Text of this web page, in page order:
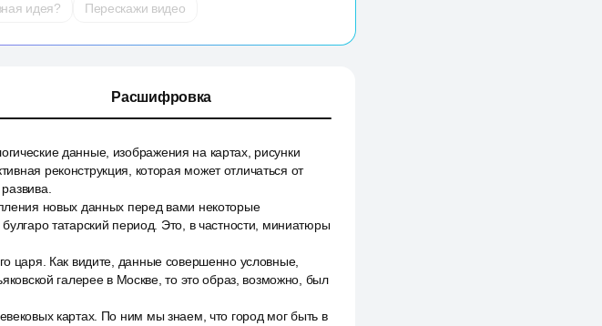
идея? Перескажи видео
Расшифровка
данные, изображения на картах, рисунки
реконструкция, которая может отличаться от
новых данных перед вами некоторые
татарский период. Это, в частности, миниатюры
царя. Как видите, данные совершенно условные,
галерее в Москве, то это образ, возможно, был
картах. По ним мы знаем, что город мог быть в